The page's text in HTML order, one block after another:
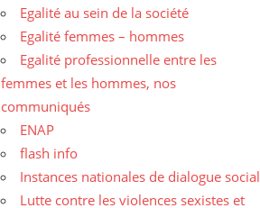
Egalité au sein de la société
Egalité femmes – hommes
Egalité professionnelle entre les
femmes et les hommes, nos
communiqués
ENAP
flash info
Instances nationales de dialogue social
Lutte contre les violences sexistes et